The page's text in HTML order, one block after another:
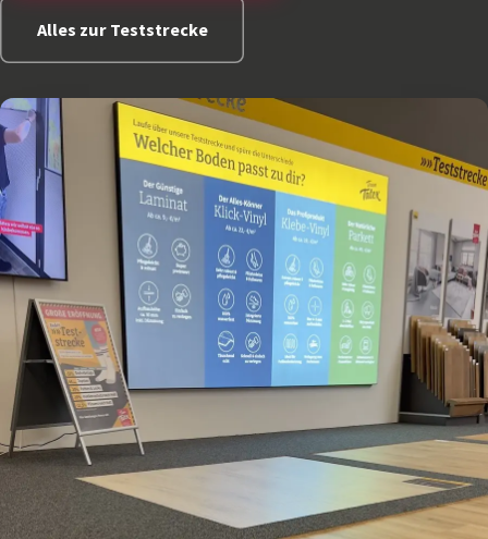
Alles zur Teststrecke